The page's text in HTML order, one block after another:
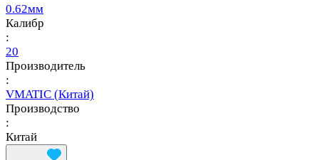
0.62мм
Калибр
:
20
Производитель
:
VMATIC (Китай)
Производство
:
Китай